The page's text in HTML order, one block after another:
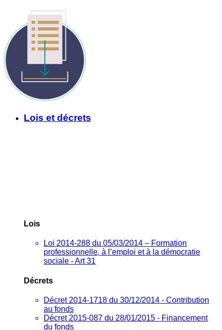
Lois et décrets
Lois
Loi 2014-288 du 05/03/2014 – Formation
professionnelle, à l’emploi et à la démocratie
sociale - Art 31
Décrets
Décret 2014-1718 du 30/12/2014 - Contribution
au fonds
Décret 2015-087 du 28/01/2015 - Financement
du fonds